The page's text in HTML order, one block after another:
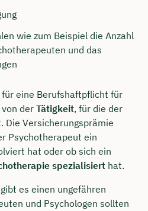
wie zum Beispiel die Anzahl
und das
eine Berufshaftpflicht für
derTätigkeit, für die der
Die Versicherungsprämie
Psychotherapeut ein
hat oder ob sich ein
spezialisiert hat.
es einen ungefähren
und Psychologen sollten